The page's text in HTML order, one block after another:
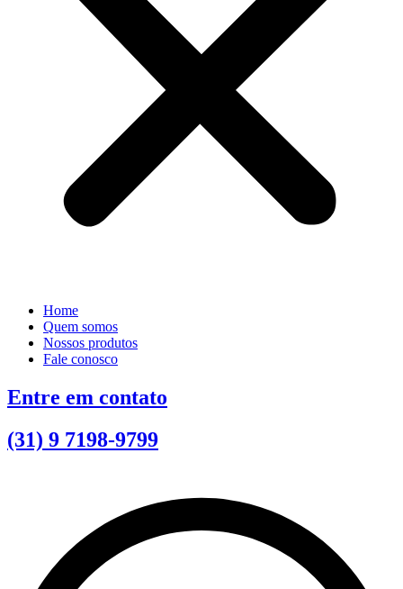
Home
Quem somos
Nossos produtos
Fale conosco
Entre em contato
(31) 9 7198-9799